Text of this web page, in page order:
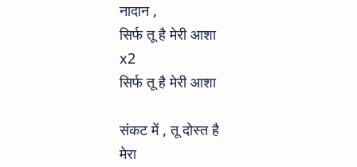
नादान ,
सिर्फ तू है मेरी आशा
x2
सिर्फ तू है मेरी आशा
संकट में , तू दोस्त है
मेरा